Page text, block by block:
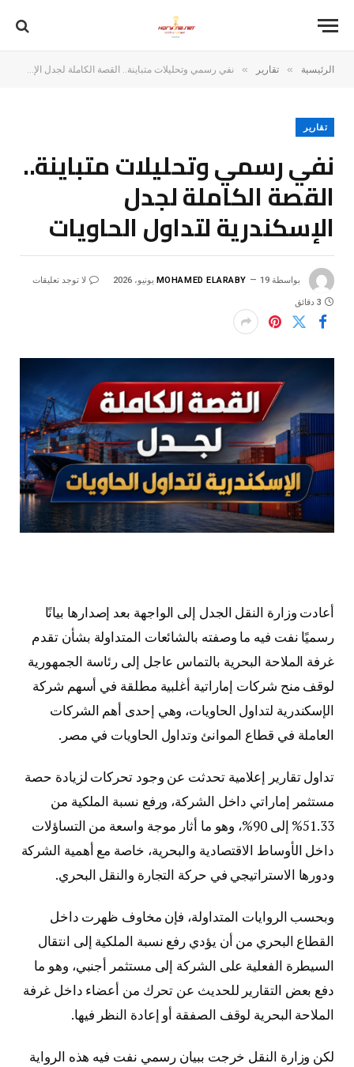
الرئيسية » تقارير » نفي رسمي وتحليلات متباينة.. القصة الكاملة لجدل الإسكندرية لتداول الحاويات
تقارير
نفي رسمي وتحليلات متباينة..
القصة الكاملة لجدل
الإسكندرية لتداول الحاويات
بواسطة MOHAMED ELARABY 19 يونيو، 2026 لا توجد تعليقات
3 دقائق
أعادت وزارة النقل الجدل إلى الواجهة بعد إصدارها بيانًا
رسميًا نفت فيه ما وصفته بالشائعات المتداولة بشأن تقدم
غرفة الملاحة البحرية بالتماس عاجل إلى رئاسة الجمهورية
لوقف منح شركات إماراتية أغلبية مطلقة في أسهم شركة
الإسكندرية لتداول الحاويات، وهي إحدى أهم الشركات
العاملة في قطاع الموانئ وتداول الحاويات في مصر.
تداول تقارير إعلامية تحدثت عن وجود تحركات لزيادة حصة
مستثمر إماراتي داخل الشركة، ورفع نسبة الملكية من
51.33% إلى 90%، وهو ما أثار موجة واسعة من التساؤلات
داخل الأوساط الاقتصادية والبحرية، خاصة مع أهمية الشركة
ودورها الاستراتيجي في حركة التجارة والنقل البحري.
وبحسب الروايات المتداولة، فإن مخاوف ظهرت داخل
القطاع البحري من أن يؤدي رفع نسبة الملكية إلى انتقال
السيطرة الفعلية على الشركة إلى مستثمر أجنبي، وهو ما
دفع بعض التقارير للحديث عن تحرك من أعضاء داخل غرفة
الملاحة البحرية لوقف الصفقة أو إعادة النظر فيها.
لكن وزارة النقل خرجت ببيان رسمي نفت فيه هذه الرواية